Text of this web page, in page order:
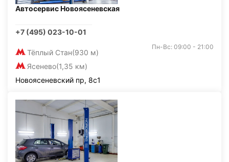
Автосервис Новоясеневская
+7 (495) 023-10-01
Тёплый Стан(930 м)
Ясенево(1,35 км)
Пн-Вс: 09:00 - 21:00
Новоясеневский пр, 8с1